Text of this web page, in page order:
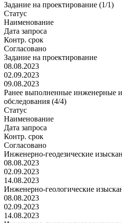
Задание на проектирование (1/1)
Статус
Наименование
Дата запроса
Контр. срок
Согласовано
Задание на проектирование
08.08.2023
02.09.2023
09.08.2023
Ранее выполненные инженерные
обследования (4/4)
Статус
Наименование
Дата запроса
Контр. срок
Согласовано
Инженерно-геодезические
08.08.2023
02.09.2023
14.08.2023
Инженерно-геологические
08.08.2023
02.09.2023
14.08.2023